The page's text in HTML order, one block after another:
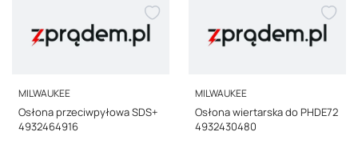
PRODUCENT
MILWAUKEE
Osłona przeciwpyłowa SDS+
4932464916
PRODUCENT
MILWAUKEE
Osłona wiertarska do PHDE72
4932430480